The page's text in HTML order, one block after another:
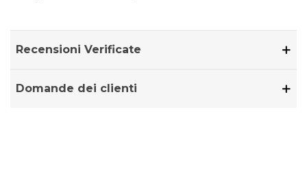
Recensioni Verificate
Domande dei clienti